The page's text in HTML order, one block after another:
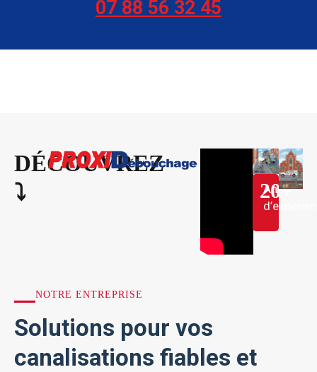
07 88 56 32 45
DÉCOUVREZ
⤵︎
20+
Ans
NOTRE ENTREPRISE
Solutions pour vos
canalisations fiables et